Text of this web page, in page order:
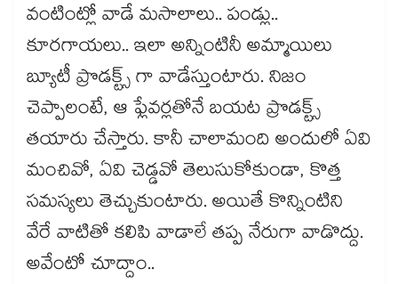
వంటింట్లో వాడే మసాలాలు.. పండ్లు..
కూరగాయలు.. ఇలా అన్నింటినీ అమ్మాయిలు
బ్యూటీ ప్రొడక్ట్స్ గా వాడేస్తుంటారు. నిజం
చెప్పాలంటే, ఆ ఫ్లేవర్లతోనే బయట ప్రొడక్ట్స్
తయారు చేస్తారు. కానీ చాలామంది అందులో ఏవి
మంచివో, ఏవి చెడ్డవో తెలుసుకోకుండా, కొత్త
సమస్యలు తెచ్చుకుంటారు. అయితే కొన్నింటిని
వేరే వాటితో కలిపి వాడాలే తప్ప నేరుగా వాడొద్దు.
అవేంటో చూద్దాం..